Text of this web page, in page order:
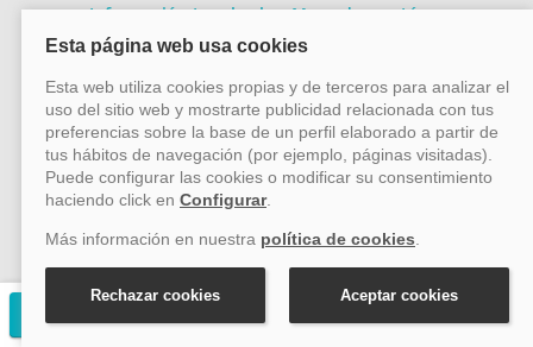
Información Legal sobre Mercados en Línea
Conócenos mejor
Quiénes somos
Contacto
Métodos de pago
Pago 100% seguro
Transferencia